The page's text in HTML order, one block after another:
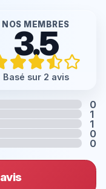
NOS MEMBRES
3.5
Basé sur 2 avis
0
1
1
0
0